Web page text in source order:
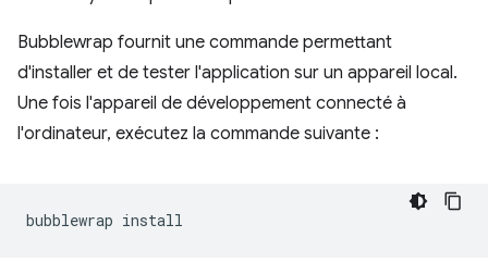
Bubblewrap fournit une commande permettant
d'installer et de tester l'application sur un appareil local.
Une fois l'appareil de développement connecté à
l'ordinateur, exécutez la commande suivante :
bubblewrap